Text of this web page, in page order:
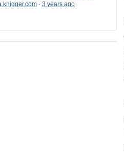
knigger.com · 3 years ago